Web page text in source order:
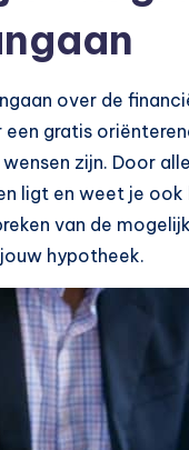
over de
gratis
zijn. Door
ligt en weet je ook
van de
hypotheek.